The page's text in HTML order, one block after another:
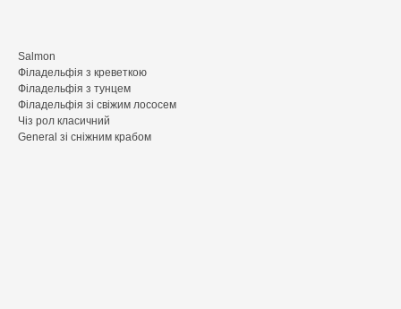
Salmon
Філадельфія з креветкою
Філадельфія з тунцем
Філадельфія зі свіжим лососем
Чіз рол класичний
General зі сніжним крабом